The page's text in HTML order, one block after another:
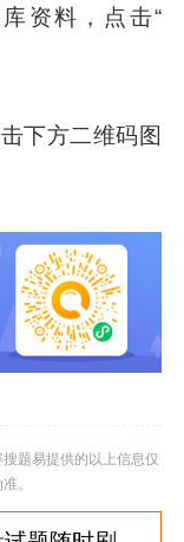
资料，点击“
下方二维码图
题易提供的以上信息仅
。